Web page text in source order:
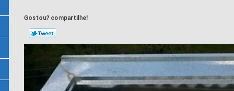
Gostou? compartilhe!